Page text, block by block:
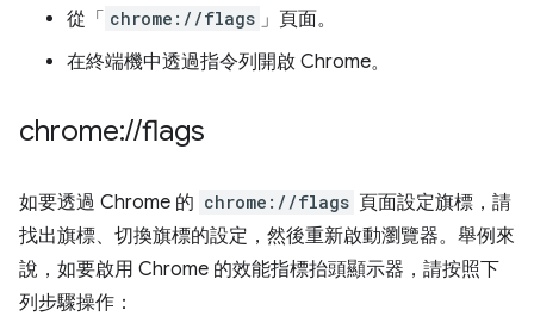
從「 chrome://flags 」頁面。
在終端機中透過指令列開啟 Chrome。
chrome://flags
如要透過 Chrome 的 chrome://flags 頁面設定旗標，請
找出旗標、切換旗標的設定，然後重新啟動瀏覽器。舉例來
說，如要啟用 Chrome 的效能指標抬頭顯示器，請按照下
列步驟操作：